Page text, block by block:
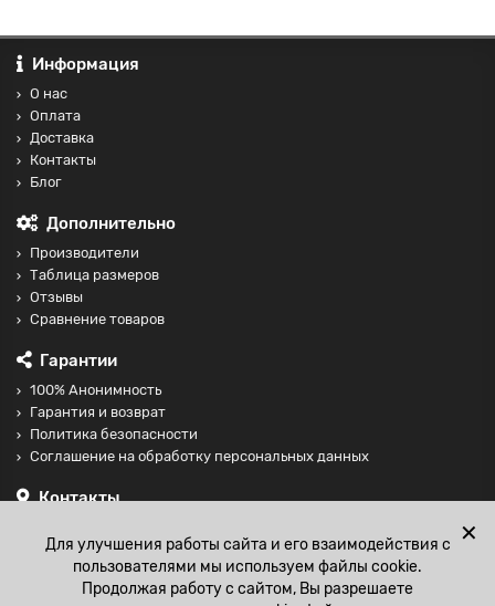
Информация
О нас
Оплата
Доставка
Контакты
Блог
Дополнительно
Производители
Таблица размеров
Отзывы
Сравнение товаров
Гарантии
100% Анонимность
Гарантия и возврат
Политика безопасности
Соглашение на обработку персональных данных
Контакты
sales@fisting-shop.ru
✕
Для улучшения работы сайта и его взаимодействия с
пользователями мы используем файлы cookie.
Продолжая работу с сайтом, Вы разрешаете